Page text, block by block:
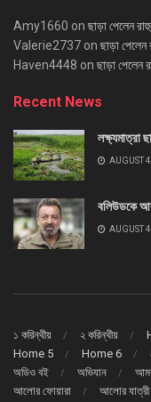
Amy1660 on ছাড়া পেলেন
Valerie2737 on ছাড়া পেলেন
Haven4448 on ছাড়া পেলেন
Recent News
লক্ষ্যমাত্রা
AUGUST
বলিউডকে
AUGUST
১ করিন্থীয় ২ করিন্থীয়
Home 5
Home 6
অডিও বই
অভিযান
আলোর ফোয়ারা
আলোর যাত্রী